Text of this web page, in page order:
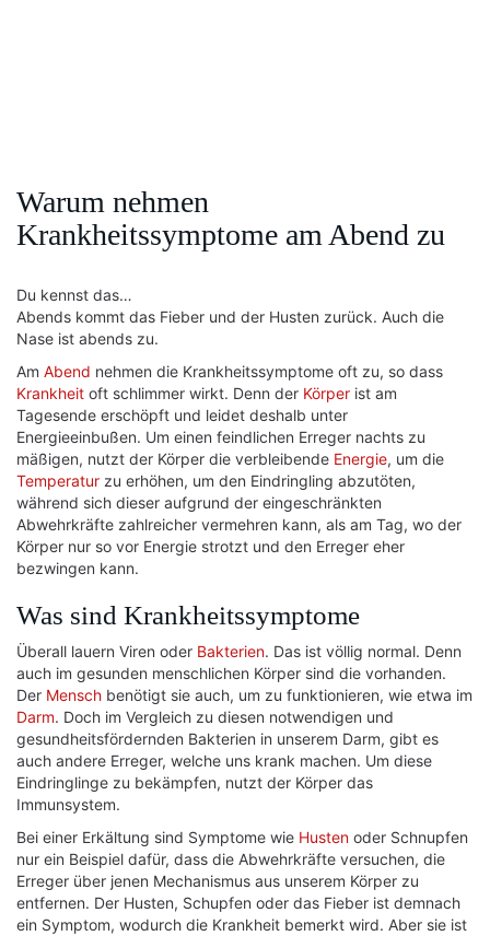
Warum nehmen
Krankheitssymptome am Abend zu
Du kennst das…
Abends kommt das Fieber und der Husten zurück. Auch die
Nase ist abends zu.
Am Abend nehmen die Krankheitssymptome oft zu, so dass
Krankheit oft schlimmer wirkt. Denn der Körper ist am
Tagesende erschöpft und leidet deshalb unter
Energieeinbußen. Um einen feindlichen Erreger nachts zu
mäßigen, nutzt der Körper die verbleibende Energie, um die
Temperatur zu erhöhen, um den Eindringling abzutöten,
während sich dieser aufgrund der eingeschränkten
Abwehrkräfte zahlreicher vermehren kann, als am Tag, wo der
Körper nur so vor Energie strotzt und den Erreger eher
bezwingen kann.
Was sind Krankheitssymptome
Überall lauern Viren oder Bakterien. Das ist völlig normal. Denn
auch im gesunden menschlichen Körper sind die vorhanden.
Der Mensch benötigt sie auch, um zu funktionieren, wie etwa im
Darm. Doch im Vergleich zu diesen notwendigen und
gesundheitsfördernden Bakterien in unserem Darm, gibt es
auch andere Erreger, welche uns krank machen. Um diese
Eindringlinge zu bekämpfen, nutzt der Körper das
Immunsystem.
Bei einer Erkältung sind Symptome wie Husten oder Schnupfen
nur ein Beispiel dafür, dass die Abwehrkräfte versuchen, die
Erreger über jenen Mechanismus aus unserem Körper zu
entfernen. Der Husten, Schupfen oder das Fieber ist demnach
ein Symptom, wodurch die Krankheit bemerkt wird. Aber sie ist